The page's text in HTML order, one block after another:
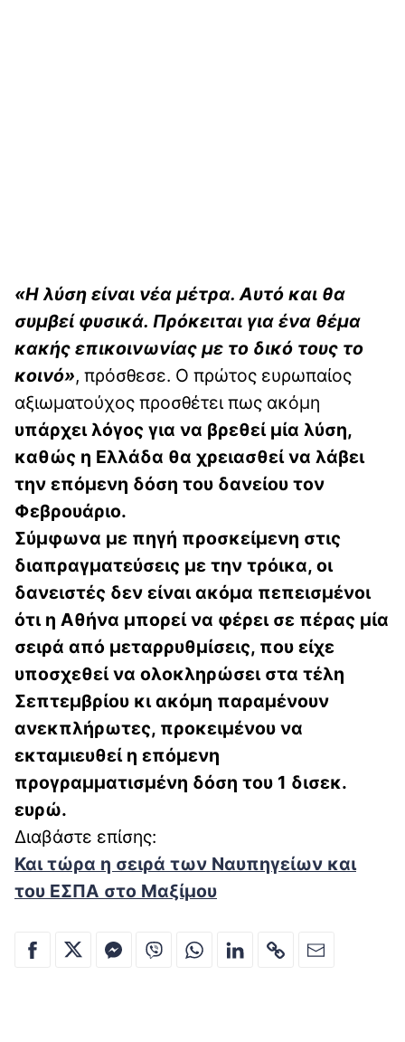
«Η λύση είναι νέα μέτρα. Αυτό και θα
συμβεί φυσικά. Πρόκειται για ένα θέμα
κακής επικοινωνίας με το δικό τους το
κοινό», πρόσθεσε. Ο πρώτος ευρωπαίος
αξιωματούχος προσθέτει πως ακόμη
υπάρχει λόγος για να βρεθεί μία λύση,
καθώς η Ελλάδα θα χρειασθεί να λάβει
την επόμενη δόση του δανείου τον
Φεβρουάριο.
Σύμφωνα με πηγή προσκείμενη στις
διαπραγματεύσεις με την τρόικα, οι
δανειστές δεν είναι ακόμα πεπεισμένοι
ότι η Αθήνα μπορεί να φέρει σε πέρας μία
σειρά από μεταρρυθμίσεις, που είχε
υποσχεθεί να ολοκληρώσει στα τέλη
Σεπτεμβρίου κι ακόμη παραμένουν
ανεκπλήρωτες, προκειμένου να
εκταμιευθεί η επόμενη
προγραμματισμένη δόση του 1 δισεκ.
ευρώ.
Διαβάστε επίσης:
Και τώρα η σειρά των Ναυπηγείων και
του ΕΣΠΑ στο Μαξίμου